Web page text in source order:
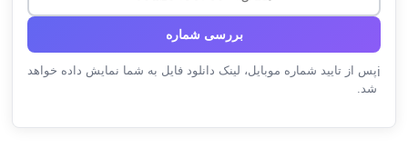
بررسی شماره
ℹ️پس از تایید شماره موبایل، لینک دانلود فایل به شما نمایش داده خواهد
شد.